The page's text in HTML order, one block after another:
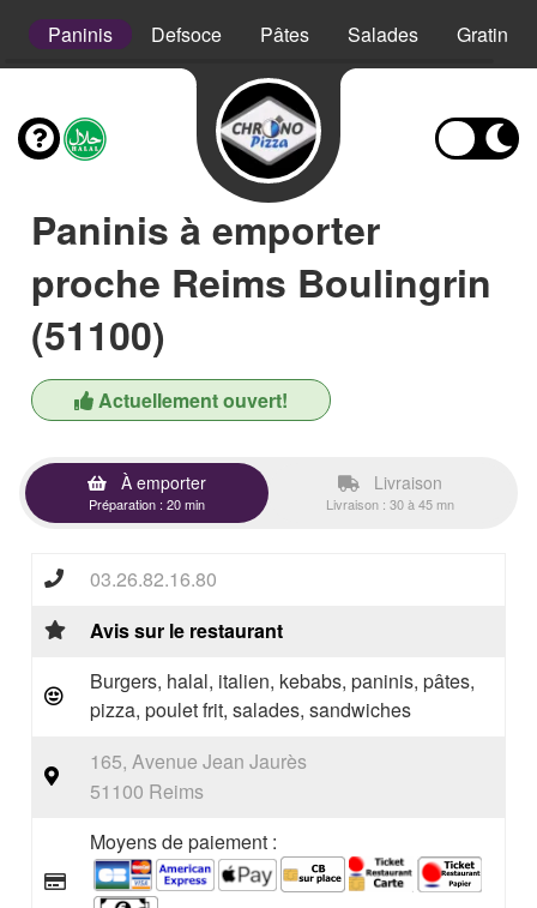
Paninis Defsoce Pâtes Salades Gratins
Paninis à emporter
proche Reims Boulingrin
(51100)
Actuellement ouvert!
À emporter
Préparation : 20 min
Livraison
Livraison : 30 à 45 mn
03.26.82.16.80
Avis sur le restaurant
Burgers, halal, italien, kebabs, paninis, pâtes,
pizza, poulet frit, salades, sandwiches
165, Avenue Jean Jaurès
51100 Reims
Moyens de paiement :